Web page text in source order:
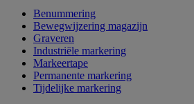
Benummering
Bewegwijzering magazijn
Graveren
Industriële markering
Markeertape
Permanente markering
Tijdelijke markering